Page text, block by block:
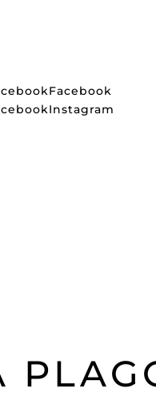
Facebook
Instagram